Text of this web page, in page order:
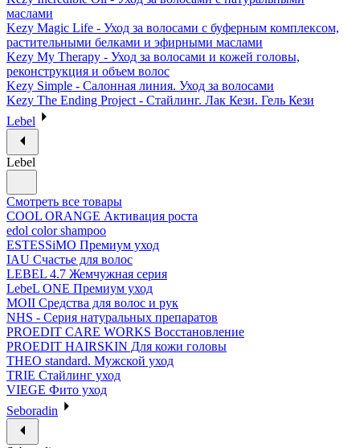
маслами
Kezy Magic Life - Уход за волосами с буферным комплексом,
растительными белками и эфирными маслами
Kezy My Therapy - Уход за волосами и кожей головы,
реконструкция и объем волос
Kezy Simple - Салонная линия. Уход за волосами
Kezy The Ending Project - Стайлинг. Лак Кези. Гель Кези
Lebel
Lebel
Смотреть все товары
COOL ORANGE Активация роста
edol color shampoo
ESTESSiMO Премиум уход
IAU Счастье для волос
LEBEL 4.7 Жемчужная серия
LebeL ONE Премиум уход
MOII Средства для волос и рук
NHS - Серия натуральных препаратов
PROEDIT CARE WORKS Восстановление
PROEDIT HAIRSKIN Для кожи головы
THEO standard. Мужской уход
TRIE Стайлинг уход
VIEGE Фито уход
Seboradin